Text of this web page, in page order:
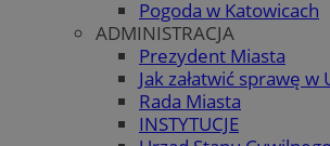
Pogoda w Katowicach
ADMINISTRACJA
Prezydent Miasta
Jak załatwić sprawę
Rada Miasta
INSTYTUCJE